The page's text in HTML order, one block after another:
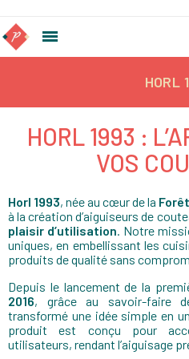

HORL
HORL 1993 :
VOS
Horl 1993, née au cœur de la
à la création d’aiguiseurs de
plaisir d’utilisation. Notre
uniques, en embellissant les
produits de qualité sans
Depuis le lancement de la
2016, grâce au savoir-faire
transformé une idée simple en
produit est conçu pour
utilisateurs, rendant l’aiguisage